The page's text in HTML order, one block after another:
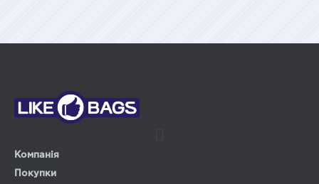
Компанія
Покупки